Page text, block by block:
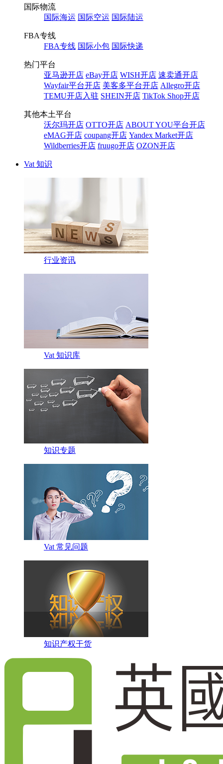
国际物流
国际海运 国际空运 国际陆运
FBA专线
FBA专线 国际小包 国际快递
热门平台
亚马逊开店 eBay开店 WISH开店 速卖通开店
Wayfair平台开店 美客多平台开店 Allegro开店
TEMU开店入驻 SHEIN开店 TikTok Shop开店
其他本土平台
沃尔玛开店 OTTO开店 ABOUT YOU平台开店
eMAG开店 coupang开店 Yandex Market开店
Wildberries开店 fruugo开店 OZON开店
Vat 知识
行业资讯
Vat 知识库
知识专题
Vat 常见问题
知识产权干货